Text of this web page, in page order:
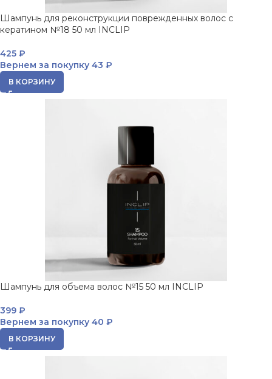
Шампунь для реконструкции поврежденных волос с
кератином №18 50 мл INCLIP
425 ₽
Вернем за покупку 43 ₽
В КОРЗИНУ
Шампунь для объема волос №15 50 мл INCLIP
399 ₽
Вернем за покупку 40 ₽
В КОРЗИНУ